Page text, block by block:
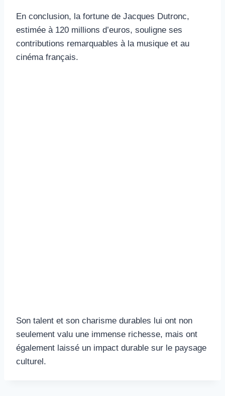
En conclusion, la fortune de Jacques Dutronc,
estimée à 120 millions d’euros, souligne ses
contributions remarquables à la musique et au
cinéma français.
Son talent et son charisme durables lui ont non
seulement valu une immense richesse, mais ont
également laissé un impact durable sur le paysage
culturel.